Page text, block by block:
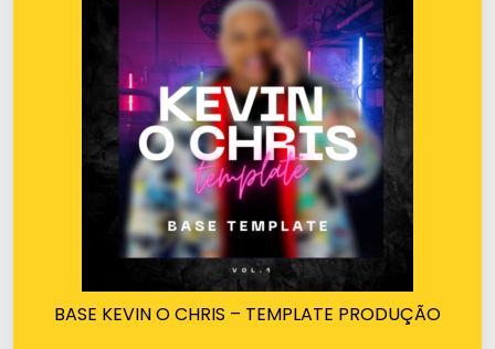
BASE KEVIN O CHRIS – TEMPLATE PRODUÇÃO